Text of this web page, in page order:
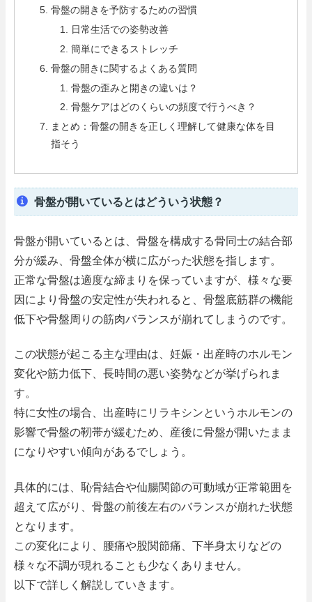
骨盤の開きを予防するための習慣
日常生活での姿勢改善
簡単にできるストレッチ
骨盤の開きに関するよくある質問
骨盤の歪みと開きの違いは？
骨盤ケアはどのくらいの頻度で行うべき？
まとめ：骨盤の開きを正しく理解して健康な体を目
指そう
骨盤が開いているとはどういう状態？
骨盤が開いているとは、骨盤を構成する骨同士の結合部
分が緩み、骨盤全体が横に広がった状態を指します。
正常な骨盤は適度な締まりを保っていますが、様々な要
因により骨盤の安定性が失われると、骨盤底筋群の機能
低下や骨盤周りの筋肉バランスが崩れてしまうのです。
この状態が起こる主な理由は、妊娠・出産時のホルモン
変化や筋力低下、長時間の悪い姿勢などが挙げられま
す。
特に女性の場合、出産時にリラキシンというホルモンの
影響で骨盤の靭帯が緩むため、産後に骨盤が開いたまま
になりやすい傾向があるでしょう。
具体的には、恥骨結合や仙腸関節の可動域が正常範囲を
超えて広がり、骨盤の前後左右のバランスが崩れた状態
となります。
この変化により、腰痛や股関節痛、下半身太りなどの
様々な不調が現れることも少なくありません。
以下で詳しく解説していきます。